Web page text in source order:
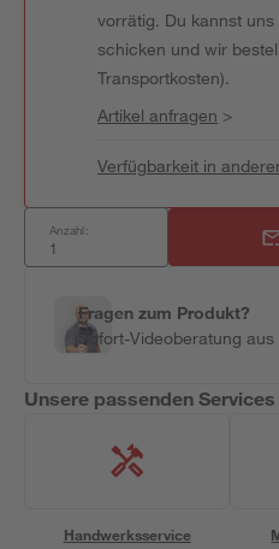
vorrätig. Du kannst
schicken und wir
Transportkosten).
Artikel anfragen >
Verfügbarkeit in
Anzahl:
Fragen zum Produkt?
Sofort-Videoberatung
Unsere passenden Services
Handwerksservice